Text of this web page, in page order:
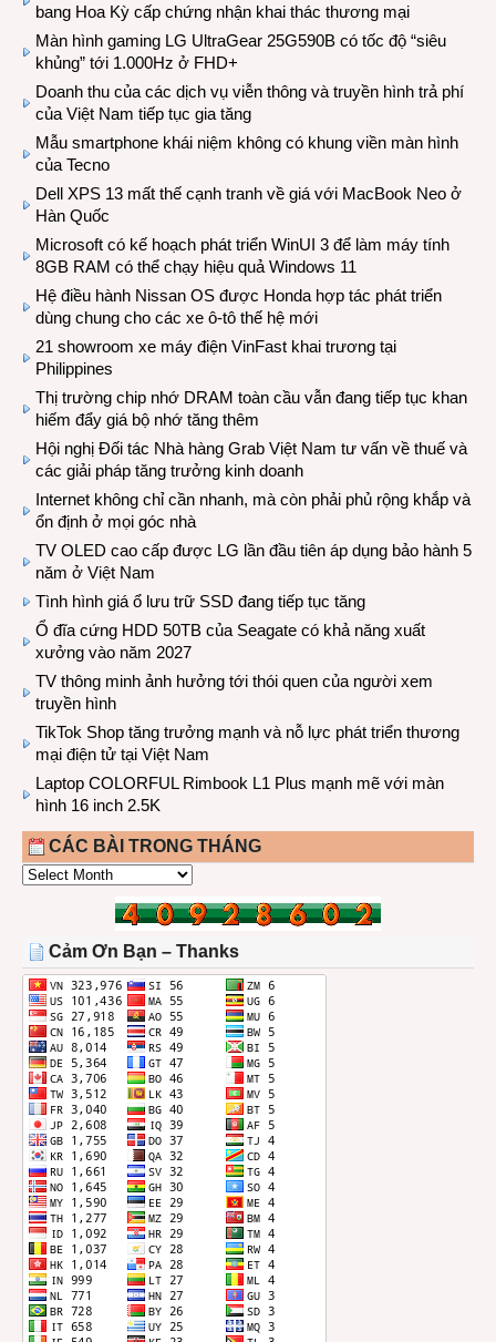
bang Hoa Kỳ cấp chứng nhận khai thác thương mại
Màn hình gaming LG UltraGear 25G590B có tốc độ “siêu
khủng” tới 1.000Hz ở FHD+
Doanh thu của các dịch vụ viễn thông và truyền hình trả phí
của Việt Nam tiếp tục gia tăng
Mẫu smartphone khái niệm không có khung viền màn hình
của Tecno
Dell XPS 13 mất thế cạnh tranh về giá với MacBook Neo ở
Hàn Quốc
Microsoft có kế hoạch phát triển WinUI 3 để làm máy tính
8GB RAM có thể chạy hiệu quả Windows 11
Hệ điều hành Nissan OS được Honda hợp tác phát triển
dùng chung cho các xe ô-tô thế hệ mới
21 showroom xe máy điện VinFast khai trương tại
Philippines
Thị trường chip nhớ DRAM toàn cầu vẫn đang tiếp tục khan
hiếm đẩy giá bộ nhớ tăng thêm
Hội nghị Đối tác Nhà hàng Grab Việt Nam tư vấn về thuế và
các giải pháp tăng trưởng kinh doanh
Internet không chỉ cần nhanh, mà còn phải phủ rộng khắp và
ổn định ở mọi góc nhà
TV OLED cao cấp được LG lần đầu tiên áp dụng bảo hành 5
năm ở Việt Nam
Tình hình giá ổ lưu trữ SSD đang tiếp tục tăng
Ổ đĩa cứng HDD 50TB của Seagate có khả năng xuất
xưởng vào năm 2027
TV thông minh ảnh hưởng tới thói quen của người xem
truyền hình
TikTok Shop tăng trưởng mạnh và nỗ lực phát triển thương
mại điện tử tại Việt Nam
Laptop COLORFUL Rimbook L1 Plus mạnh mẽ với màn
hình 16 inch 2.5K
CÁC BÀI TRONG THÁNG
CÁC
THÁNG
Cảm Ơn Bạn – Thanks